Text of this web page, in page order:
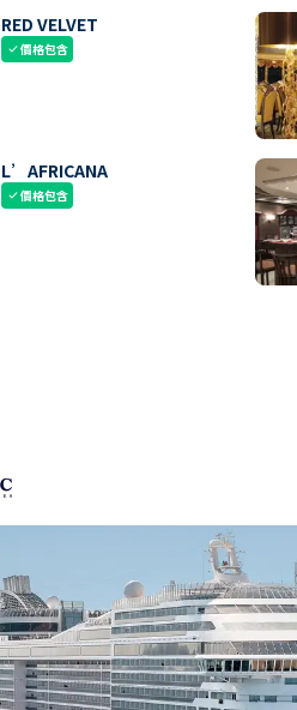
RED VELVET
check價格包含
L’AFRICANA
check價格包含